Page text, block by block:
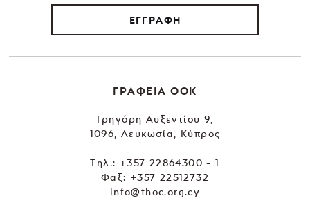
ΕΓΓΡΑΦΗ
ΓΡΑΦΕΙΑ ΘΟΚ
Γρηγόρη Αυξεντίου 9,
1096, Λευκωσία, Κύπρος
Tηλ.: +357 22864300 - 1
Φαξ: +357 22512732
info@thoc.org.cy